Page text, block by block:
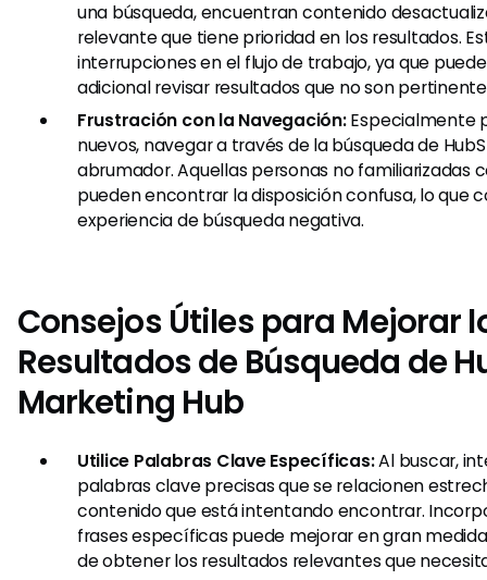
una búsqueda, encuentran contenido
relevante que tiene prioridad en los resultados.
interrupciones en el flujo de trabajo, ya que
adicional revisar resultados que no son
Frustración con la Navegación:Especialmente
nuevos, navegar a través de la búsqueda de
abrumador. Aquellas personas no familiarizadas
pueden encontrar la disposición confusa, lo que
experiencia de búsqueda negativa.
Consejos Útiles para Mejorar
Resultados de Búsqueda de
Marketing Hub
Utilice Palabras Clave Específicas:Al buscar,
palabras clave precisas que se relacionen
contenido que está intentando encontrar.
frases específicas puede mejorar en gran
de obtener los resultados relevantes que